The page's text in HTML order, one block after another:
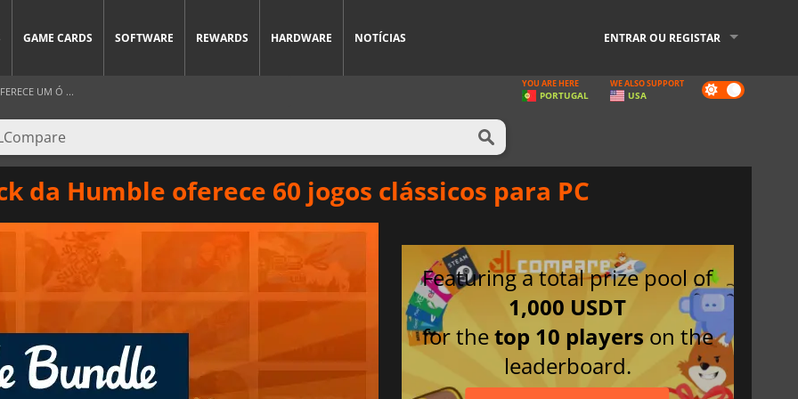
GAME CARDS SOFTWARE REWARDS HARDWARE NOTÍCIAS ENTRAR OU REGISTAR
UM Ó ... Dark
mode
YOU ARE HERE
PORTUGAL
WE ALSO SUPPORT
USA
da Humble oferece 60 jogos clássicos para PC
Featuring a total prize pool of
1,000 USDT
for thetop 10 players on the
leaderboard.